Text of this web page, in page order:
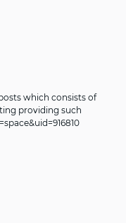
which consists of
providing such